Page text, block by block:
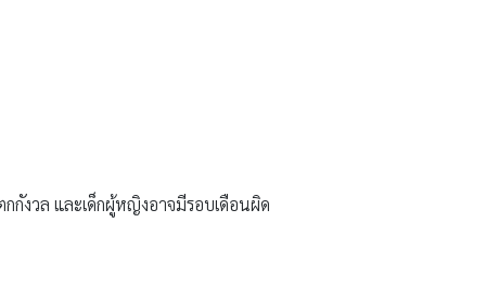
งวล และเด็กผู้หญิงอาจมีรอบเดือนผิด